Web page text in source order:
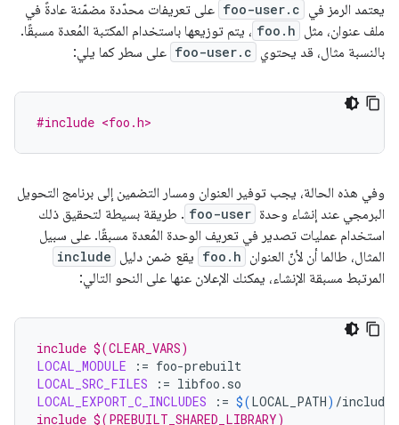
يعتمد الرمز في foo-user.c على تعريفات محدّدة مضمّنة عادةً في
ملف عنوان، مثل foo.h ، يتم توزيعها باستخدام المكتبة المُعدة مسبقًا.
بالنسبة مثال، قد يحتوي foo-user.c على سطر كما يلي:
#include <foo.h>
وفي هذه الحالة، يجب توفير العنوان ومسار التضمين إلى برنامج التحويل
البرمجي عند إنشاء وحدة foo-user . طريقة بسيطة لتحقيق ذلك
استخدام عمليات تصدير في تعريف الوحدة المُعدة مسبقًا. على سبيل
المثال، طالما أن لأنّ العنوان foo.h يقع ضمن دليل include
المرتبط مسبقة الإنشاء، يمكنك الإعلان عنها على النحو التالي:
include $(CLEAR_VARS)
LOCAL_MODULE
:=
LOCAL_SRC_FILES
:=
LOCAL_EXPORT_C_INCLUDES
:= $(LOCAL_PATH)
include $(PREBUILT_SHARED_LIBRARY)